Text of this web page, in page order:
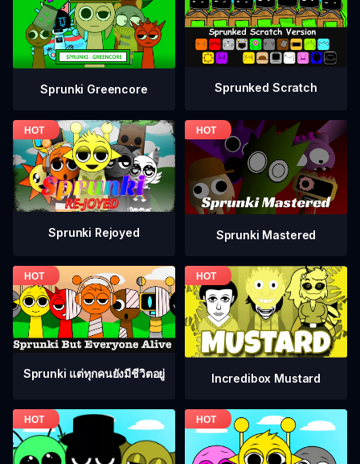
Sprunki Greencore Sprunked Scratch
Sprunki Rejoyed Sprunki Mastered
Sprunki แต่ทุกคนยังมีชีวิตอยู่ Incredibox Mustard